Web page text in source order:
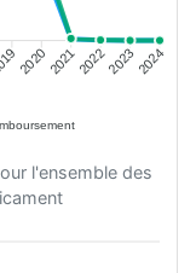
20202021202220232024
l'ensemble des